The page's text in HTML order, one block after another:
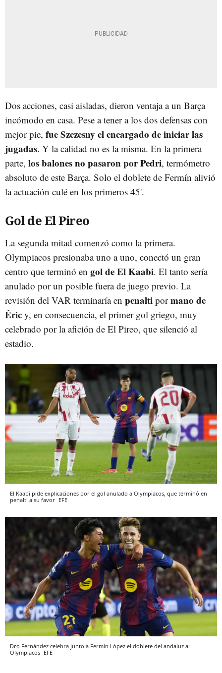
Dos acciones, casi aisladas, dieron ventaja a un Barça
incómodo en casa. Pese a tener a los dos defensas con
mejor pie, fue Szczesny el encargado de iniciar las
jugadas. Y la calidad no es la misma. En la primera
parte, los balones no pasaron por Pedri, termómetro
absoluto de este Barça. Solo el doblete de Fermín alivió
la actuación culé en los primeros 45'.
Gol de El Pireo
La segunda mitad comenzó como la primera.
Olympiacos presionaba uno a uno, conectó un gran
centro que terminó en gol de El Kaabi. El tanto sería
anulado por un posible fuera de juego previo. La
revisión del VAR terminaría en penalti pormano de
Éric y, en consecuencia, el primer gol griego, muy
celebrado por la afición de El Pireo, que silenció al
estadio.
El Kaabi pide explicaciones por el gol anulado a Olympiacos, que terminó en
penalti a su favor EFE
Dro Fernández celebra junto a Fermín López el doblete del andaluz al
Olympiacos EFE